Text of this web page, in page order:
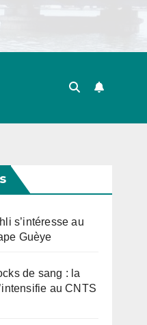
s’intéresse au
Guèye
de sang : la
au CNTS